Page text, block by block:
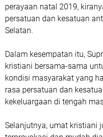
perayaan natal 2019,
persatuan dan kesatuan
Selatan.
Dalam kesempatan itu,
kristiani bersama-sama
kondisi masyarakat yang
rasa persatuan dan
kekeluargaan di tengah
Selanjutnya, umat kristiani